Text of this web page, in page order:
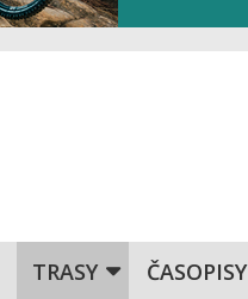
TRASY ČASOPISY